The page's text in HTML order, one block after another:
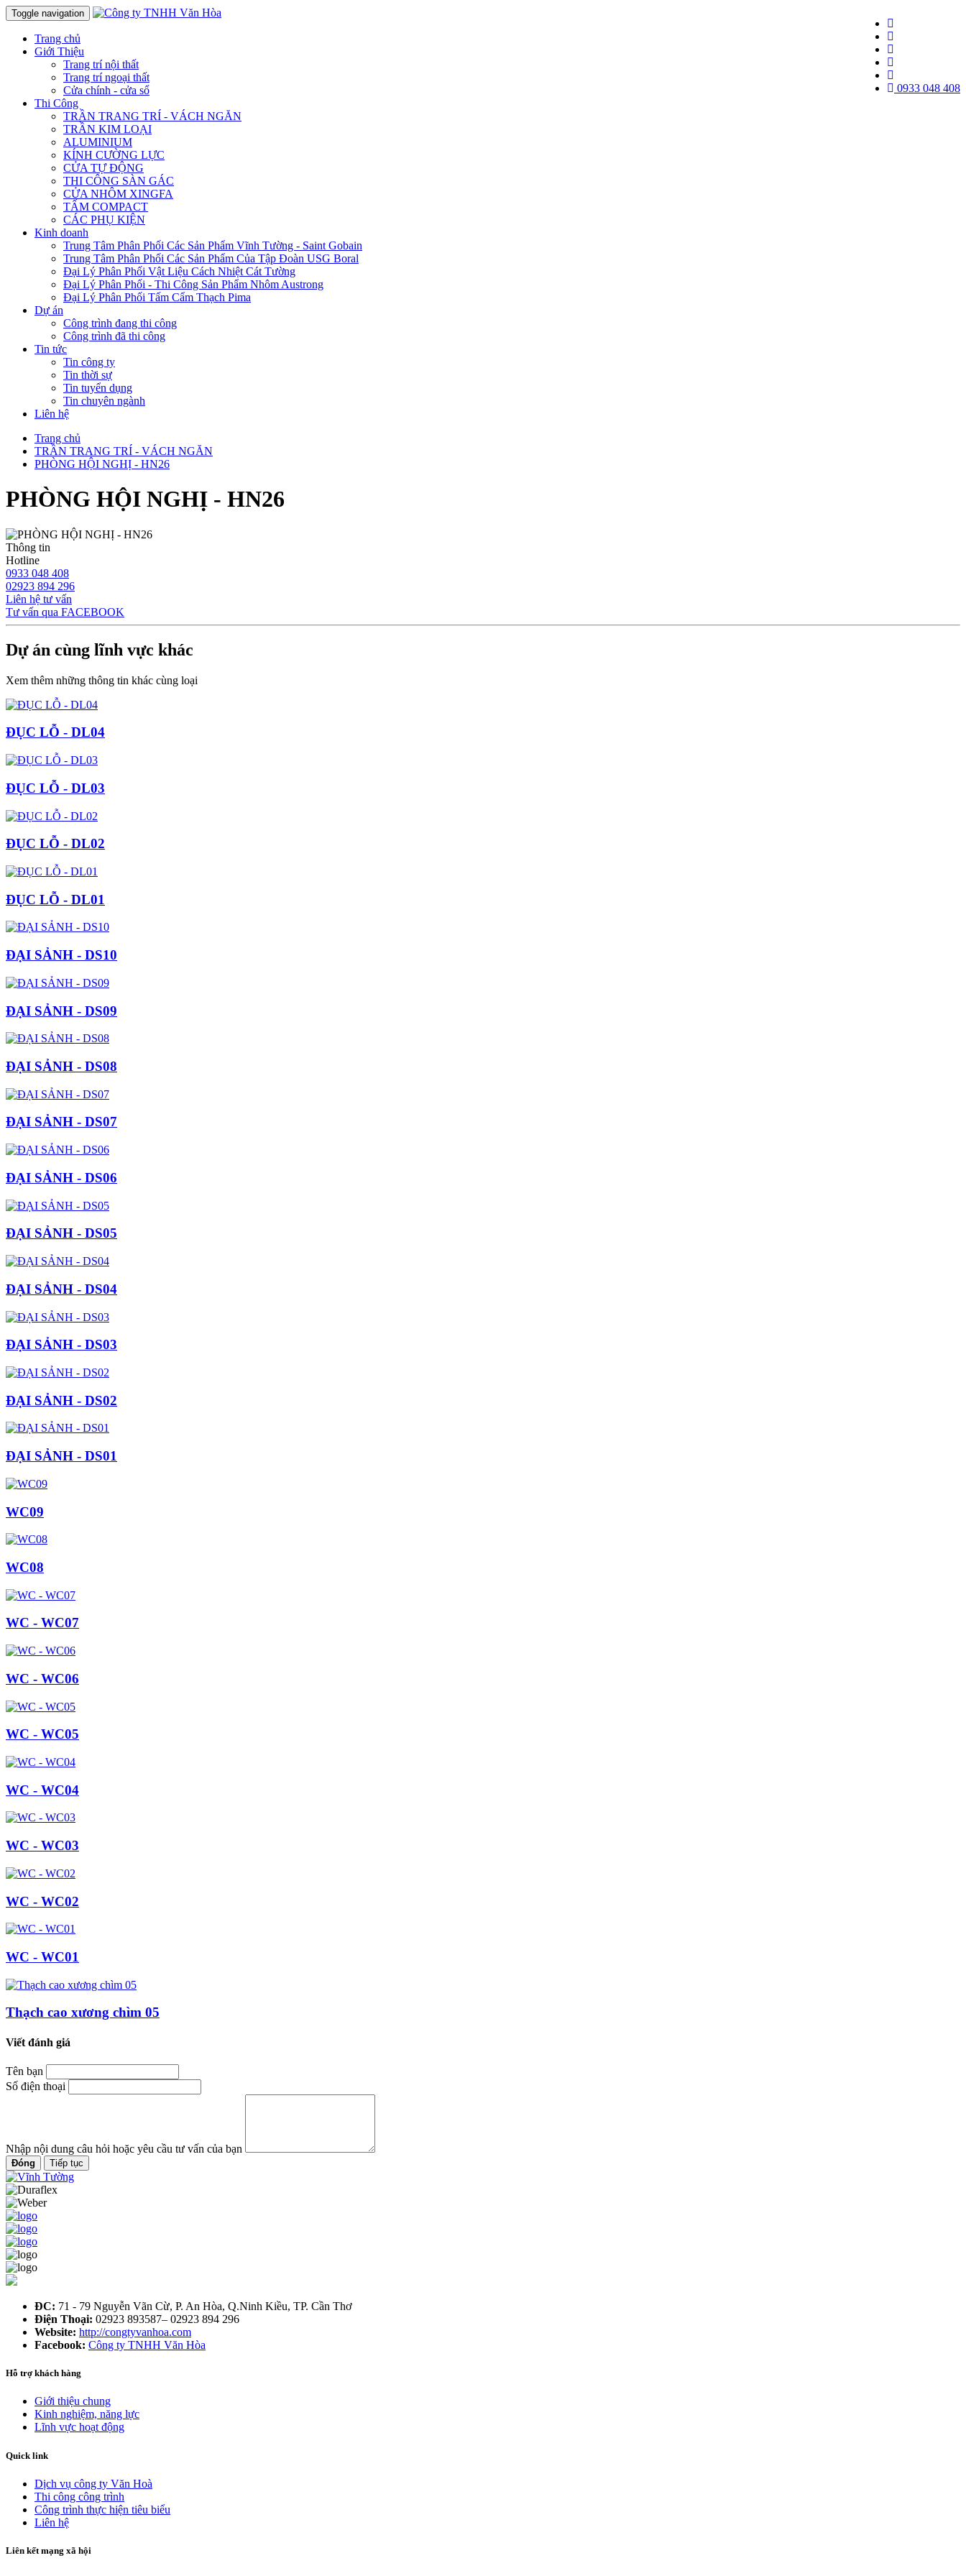
0933 048 408
Toggle navigation
Trang chủ
Giới Thiệu
Trang trí nội thất
Trang trí ngoại thất
Cửa chính - cửa sổ
Thi Công
TRẦN TRANG TRÍ - VÁCH NGĂN
TRẦN KIM LOẠI
ALUMINIUM
KÍNH CƯỜNG LỰC
CỬA TỰ ĐỘNG
THI CÔNG SÀN GÁC
CỬA NHÔM XINGFA
TẤM COMPACT
CÁC PHỤ KIỆN
Kinh doanh
Trung Tâm Phân Phối Các Sản Phẩm Vĩnh Tường - Saint Gobain
Trung Tâm Phân Phối Các Sản Phẩm Của Tập Đoàn USG Boral
Đại Lý Phân Phối Vật Liệu Cách Nhiệt Cát Tường
Đại Lý Phân Phối - Thi Công Sản Phẩm Nhôm Austrong
Đại Lý Phân Phối Tấm Cẩm Thạch Pima
Dự án
Công trình đang thi công
Công trình đã thi công
Tin tức
Tin công ty
Tin thời sự
Tin tuyển dụng
Tin chuyên ngành
Liên hệ
Trang chủ
TRẦN TRANG TRÍ - VÁCH NGĂN
PHÒNG HỘI NGHỊ - HN26
PHÒNG HỘI NGHỊ - HN26
Thông tin
Hotline
0933 048 408
02923 894 296
Liên hệ tư vấn
Tư vấn qua FACEBOOK
Dự án cùng lĩnh vực khác
Xem thêm những thông tin khác cùng loại
ĐỤC LỖ - DL04
ĐỤC LỖ - DL03
ĐỤC LỖ - DL02
ĐỤC LỖ - DL01
ĐẠI SẢNH - DS10
ĐẠI SẢNH - DS09
ĐẠI SẢNH - DS08
ĐẠI SẢNH - DS07
ĐẠI SẢNH - DS06
ĐẠI SẢNH - DS05
ĐẠI SẢNH - DS04
ĐẠI SẢNH - DS03
ĐẠI SẢNH - DS02
ĐẠI SẢNH - DS01
WC09
WC08
WC - WC07
WC - WC06
WC - WC05
WC - WC04
WC - WC03
WC - WC02
WC - WC01
Thạch cao xương chìm 05
Viết đánh giá
Tên bạn
Số điện thoại
Nhập nội dung câu hỏi hoặc yêu cầu tư vấn của bạn
Đóng Tiếp tục
ĐC: 71 - 79 Nguyễn Vãn Cừ, P. An Hòa, Q.Ninh Kiều, TP. Cần Thơ
Điện Thoại: 02923 893587– 02923 894 296
Website: http://congtyvanhoa.com
Facebook: Công ty TNHH Văn Hòa
Hỗ trợ khách hàng
Giới thiệu chung
Kinh nghiệm, năng lực
Lĩnh vực hoạt động
Quick link
Dịch vụ công ty Văn Hoà
Thi công công trình
Công trình thực hiện tiêu biểu
Liên hệ
Liên kết mạng xã hội